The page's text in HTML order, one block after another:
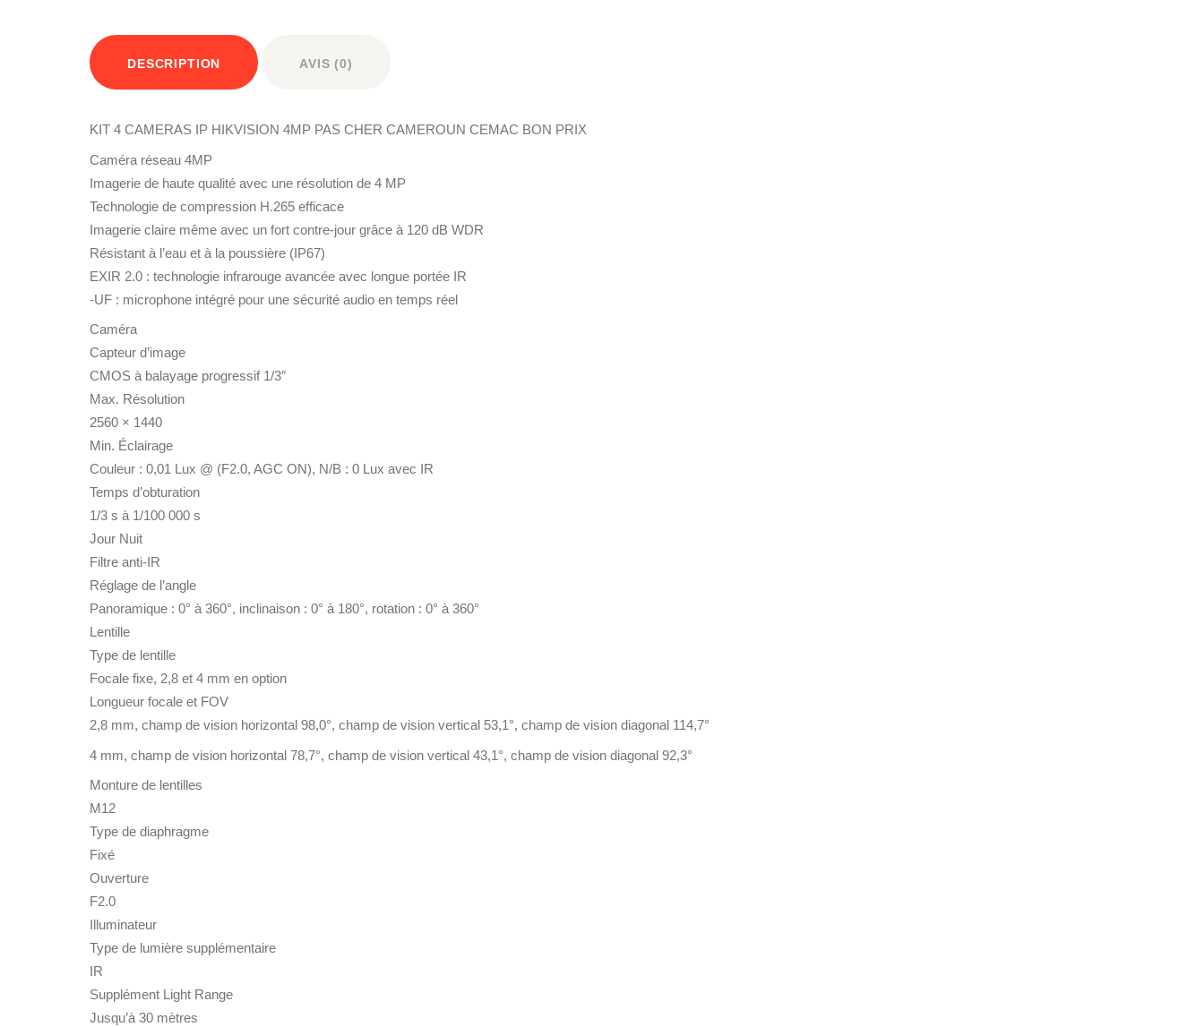
DESCRIPTION AVIS (0)
KIT 4 CAMERAS IP HIKVISION 4MP PAS CHER CAMEROUN CEMAC BON PRIX
Caméra réseau 4MP
Imagerie de haute qualité avec une résolution de 4 MP
Technologie de compression H.265 efficace
Imagerie claire même avec un fort contre-jour grâce à 120 dB WDR
Résistant à l’eau et à la poussière (IP67)
EXIR 2.0 : technologie infrarouge avancée avec longue portée IR
-UF : microphone intégré pour une sécurité audio en temps réel
Caméra
Capteur d’image
CMOS à balayage progressif 1/3″
Max. Résolution
2560 × 1440
Min. Éclairage
Couleur : 0,01 Lux @ (F2.0, AGC ON), N/B : 0 Lux avec IR
Temps d’obturation
1/3 s à 1/100 000 s
Jour Nuit
Filtre anti-IR
Réglage de l’angle
Panoramique : 0° à 360°, inclinaison : 0° à 180°, rotation : 0° à 360°
Lentille
Type de lentille
Focale fixe, 2,8 et 4 mm en option
Longueur focale et FOV
2,8 mm, champ de vision horizontal 98,0°, champ de vision vertical 53,1°, champ de vision diagonal 114,7°
4 mm, champ de vision horizontal 78,7°, champ de vision vertical 43,1°, champ de vision diagonal 92,3°
Monture de lentilles
M12
Type de diaphragme
Fixé
Ouverture
F2.0
Illuminateur
Type de lumière supplémentaire
IR
Supplément Light Range
Jusqu’à 30 mètres